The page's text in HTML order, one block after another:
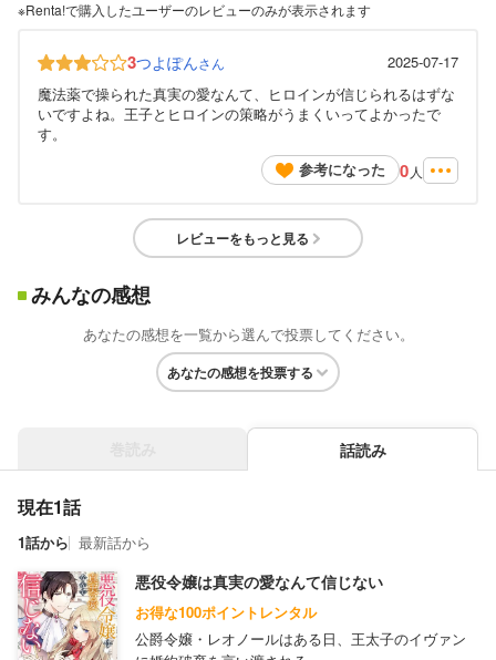
※Renta!で購入したユーザーのレビューのみが表示されます
3つよぽんさん
2025-07-17
魔法薬で操られた真実の愛なんて、ヒロインが信じられるはずな
いですよね。王子とヒロインの策略がうまくいってよかったで
す。
参考になった
0 人
レビューをもっと見る
みんなの感想
あなたの感想を一覧から選んで投票してください。
あなたの感想を投票する
話読み
現在1話
1話から 最新話から
悪役令嬢は真実の愛なんて信じない
お得な100ポイントレンタル
公爵令嬢・レオノールはある日、王太子のイヴァン